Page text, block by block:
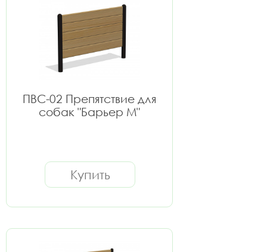
ПВС-02 Препятствие для
собак "Барьер M"
Купить